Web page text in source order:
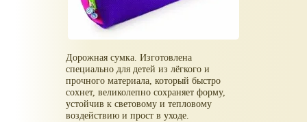
Дорожная сумка. Изготовлена
специально для детей из лёгкого и
прочного материала, который быстро
сохнет, великолепно сохраняет форму,
устойчив к световому и тепловому
воздействию и прост в уходе.